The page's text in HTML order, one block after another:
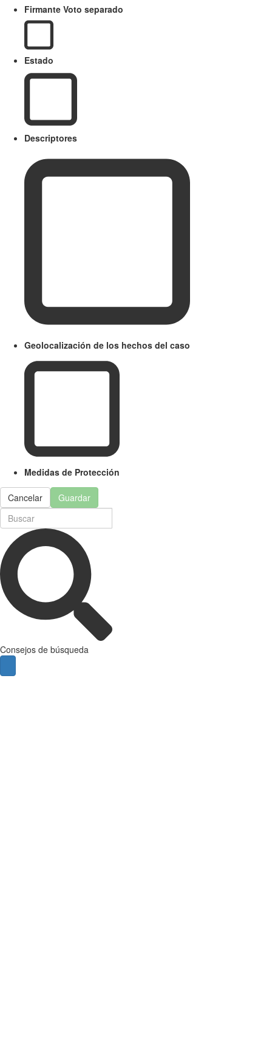
Firmante Voto separado
Estado
Descriptores
Geolocalización de los hechos del caso
Medidas de Protección
Cancelar Guardar
Consejos de búsqueda